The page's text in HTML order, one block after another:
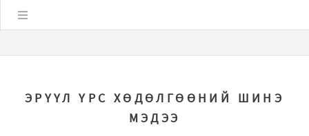
ЭРҮҮЛ ҮРС ХӨДӨЛГӨӨНИЙ ШИНЭ
МЭДЭЭ